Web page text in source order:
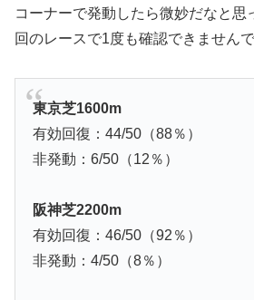
コーナーで発動したら微妙だなと思
回のレースで1度も確認できませんで
東京芝1600m
有効回復：44/50（88％）
非発動：6/50（12％）
阪神芝2200m
有効回復：46/50（92％）
非発動：4/50（8％）